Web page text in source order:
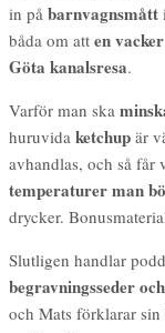
in på barnvagnsmått
båda om att en
Göta kanalsresa.
Varför man ska
huruvida ketchup är
avhandlas, och så
temperaturer man
drycker.
Slutligen handlar
begravningsseder
och Mats förklarar